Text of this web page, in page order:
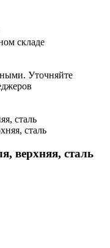
складе
Уточняйте
сталь
верхняя, сталь